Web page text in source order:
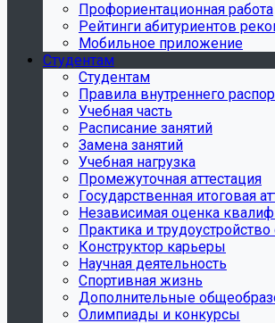
Профориентационная работа
Рейтинги абитуриентов
Мобильное приложение
Студентам
Студентам
Правила внутреннего
Учебная часть
Расписание занятий
Замена занятий
Учебная нагрузка
Промежуточная аттестация
Государственная итоговая
Независимая оценка
Практика и трудоустройство
Конструктор карьеры
Научная деятельность
Спортивная жизнь
Дополнительные
Олимпиады и конкурсы